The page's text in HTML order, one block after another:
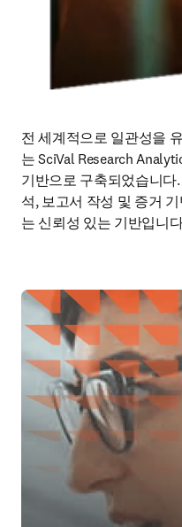
전 세계적으로 일관성을
는 SciVal Research
기반으로 구축되었습니다
석, 보고서 작성 및 증거
는 신뢰성 있는 기반입니